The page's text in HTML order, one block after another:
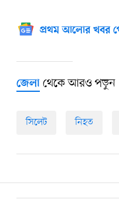
প্রথম আলোর খবর
জেলা থেকে আরও পড়ুন
সিলেট নিহত